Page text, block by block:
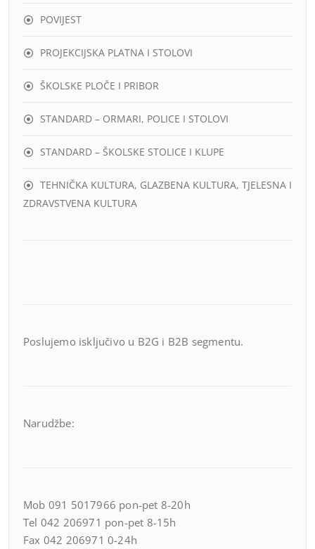
POVIJEST
PROJEKCIJSKA PLATNA I STOLOVI
ŠKOLSKE PLOČE I PRIBOR
STANDARD – ORMARI, POLICE I STOLOVI
STANDARD – ŠKOLSKE STOLICE I KLUPE
TEHNIČKA KULTURA, GLAZBENA KULTURA, TJELESNA I
ZDRAVSTVENA KULTURA
Poslujemo isključivo u B2G i B2B segmentu.
Narudžbe:
Mob 091 5017966 pon-pet 8-20h
Tel 042 206971 pon-pet 8-15h
Fax 042 206971 0-24h